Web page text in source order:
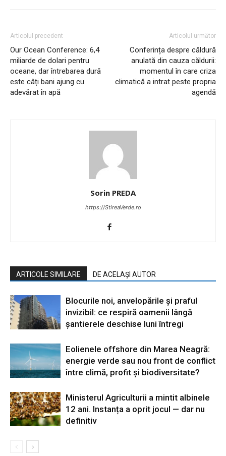
Articolul precedent
Our Ocean Conference: 6,4
miliarde de dolari pentru
oceane, dar întrebarea dură
este câți bani ajung cu
adevărat în apă
Articolul următor
Conferința despre căldură
anulată din cauza căldurii:
momentul în care criza
climatică a intrat peste propria
agendă
Sorin PREDA
https://StireaVerde.ro
ARTICOLE SIMILARE DE ACELAȘI AUTOR
Blocurile noi, anvelopările și praful
invizibil: ce respiră oamenii lângă
șantierele deschise luni întregi
Eolienele offshore din Marea Neagră:
energie verde sau nou front de conflict
între climă, profit și biodiversitate?
Ministerul Agriculturii a mintit albinele
12 ani. Instanța a oprit jocul — dar nu
definitiv